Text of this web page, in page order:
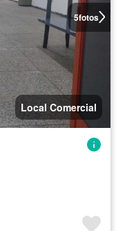
5fotos
Local Comercial